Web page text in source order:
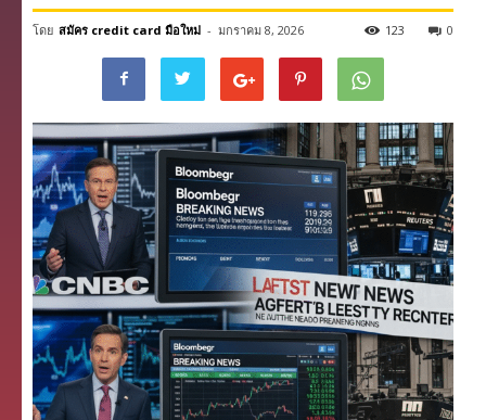
โดย สมัคร credit card มือใหม่ - มกราคม 8, 2026 0
123